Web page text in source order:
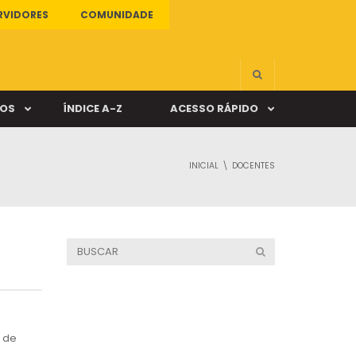
COMUNIDADE
ÍNDICE A-Z ACESSO RÁPIDO
INICIAL DOCENTES
de